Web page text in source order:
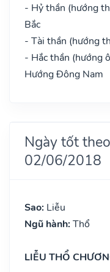
- Hỷ thần (hướng
Bắc
- Tài thần (hướng
- Hắc thần (hướng
Hướng Đông Nam
Ngày tốt
02/06/2018
Sao: Liễu
Ngũ hành: Thổ
LIỄU THỔ